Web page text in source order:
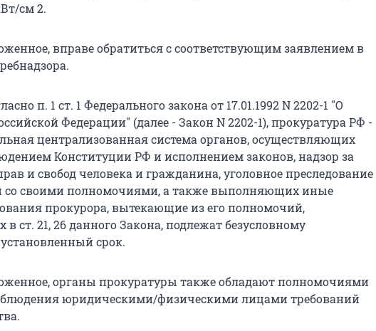
см 2.
вправе обратиться с соответствующим заявлением в
п. 1 ст. 1 Федерального закона от 17.01.1992 N 2202-1 "О
Федерации" (далее - Закон N 2202-1), прокуратура РФ -
централизованная система органов, осуществляющих
Конституции РФ и исполнением законов, надзор за
и свобод человека и гражданина, уголовное преследование
со своими полномочиями, а также выполняющих иные
прокурора, вытекающие из его полномочий,
ст. 21, 26 данного Закона, подлежат безусловному
срок.
органы прокуратуры также обладают полномочиями
юридическими/физическими лицами требований